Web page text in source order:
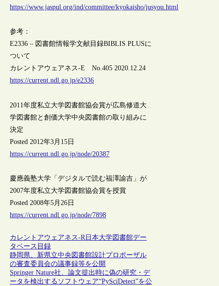
https://www.jaspul.org/ind/committee/kyokaisho/jusyou.html
参考：
E2336 – 図書館情報学文献目録BIBLIS PLUSに
ついて
カレントアウェアネス-E No.405 2020.12.24
https://current.ndl.go.jp/e2336
2011年度私立大学図書館協会賞が広島修道大
学図書館と創価大学中央図書館の取り組みに
決定
Posted 2012年3月15日
https://current.ndl.go.jp/node/20387
慶應義塾大学「デジタルで読む福澤諭吉」が
2007年度私立大学図書館協会賞を授賞
Posted 2008年5月26日
https://current.ndl.go.jp/node/7898
カレントアウェアネス-R日本大学図書館デー
タベース 目録
静岡県、新県立中央図書館設計プロポーザル
の審査委員会の議事録等を公開
Springer Nature社、論文提出時に偽の研究・デ
ータを検出するソフトウェア“PySciDetect”を公